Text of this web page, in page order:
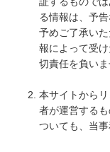
る情報は、予
予めご了承い
報によって受
切責任を負いま
本サイトから
者が運営する
ついても、当